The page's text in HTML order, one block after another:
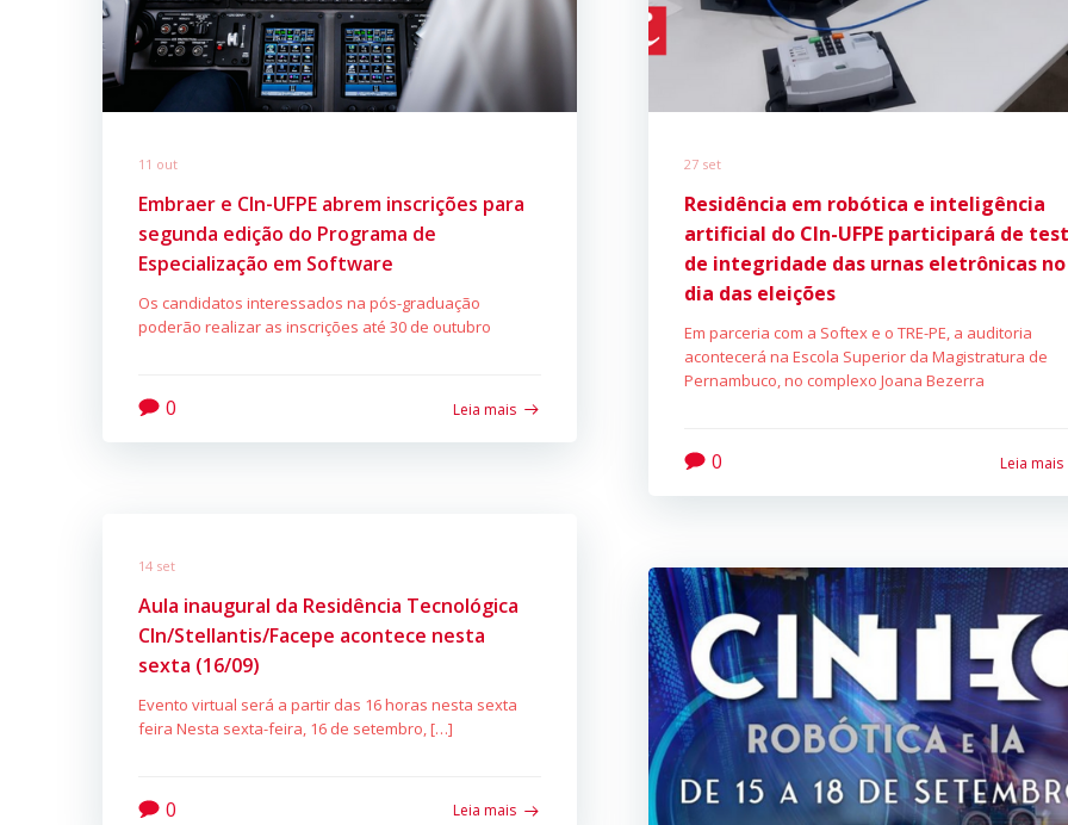
11 out
Embraer e CIn-UFPE abrem inscrições para
segunda edição do Programa de
Especialização em Software
Os candidatos interessados na pós-graduação
poderão realizar as inscrições até 30 de outubro
0 Leia mais
27 set
Residência em robótica e inteligência
artificial do CIn-UFPE participará de
de integridade das urnas eletrônicas no
dia das eleições
Em parceria com a Softex e o TRE-PE, a auditoria
acontecerá na Escola Superior da Magistratura de
Pernambuco, no complexo Joana Bezerra
0 Leia mais
14 set
Aula inaugural da Residência Tecnológica
CIn/Stellantis/Facepe acontece nesta
sexta (16/09)
Evento virtual será a partir das 16 horas nesta sexta
feira Nesta sexta-feira, 16 de setembro, […]
0 Leia mais